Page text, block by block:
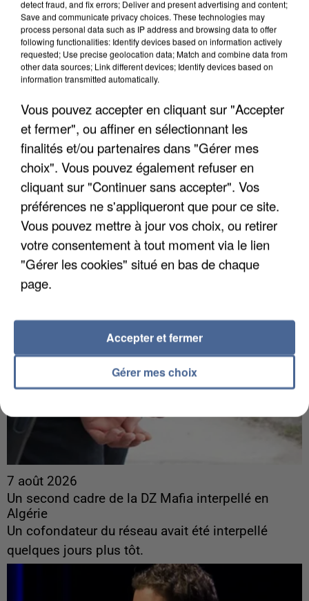
7 août 2026
Les données de 300 000 clients dérobées à
Intermarché après une...
Les données bancaires ne seraient pas
concernées.
7 août 2026
Un second cadre de la DZ Mafia interpellé en
Algérie
Un cofondateur du réseau avait été interpellé
quelques jours plus tôt.
detect fraud, and fix errors; Deliver and present advertising and content;
Save and communicate privacy choices. These technologies may
process personal data such as IP address and browsing data to offer
following functionalities: Identify devices based on information actively
requested; Use precise geolocation data; Match and combine data from
other data sources; Link different devices; Identify devices based on
information transmitted automatically.
Vous pouvez accepter en cliquant sur "Accepter
et fermer", ou affiner en sélectionnant les
finalités et/ou partenaires dans "Gérer mes
choix". Vous pouvez également refuser en
cliquant sur "Continuer sans accepter". Vos
préférences ne s'appliqueront que pour ce site.
Vous pouvez mettre à jour vos choix, ou retirer
votre consentement à tout moment via le lien
"Gérer les cookies" situé en bas de chaque
page.
Gérer mes choix
Accepter et fermer